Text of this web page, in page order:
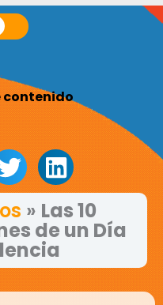
contenido
» Las 10
de un Día